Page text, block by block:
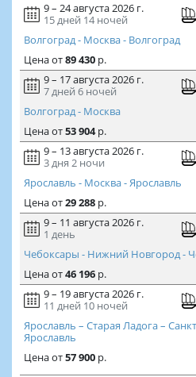
9 – 24 августа 2026 г.
15 дней 14 ночей
Волгоград - Москва - Волгоград
Ценаот89 430р.
9 – 17 августа 2026 г.
7 дней 6 ночей
Волгоград - Москва
Ценаот53 904р.
9 – 13 августа 2026 г.
3 дня 2 ночи
Ярославль - Москва - Ярославль
Ценаот29 288р.
9 – 11 августа 2026 г.
1 день
Чебоксары - Нижний Новгород -
Ценаот46 196р.
9 – 19 августа 2026 г.
11 дней 10 ночей
Ярославль – Старая Ладога –
Ярославль
Ценаот57 900р.